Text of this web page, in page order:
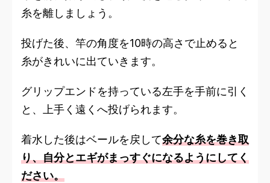
糸を離しましょう。
投げた後、竿の角度を10時の高さで止めると
糸がきれいに出ていきます。
グリップエンドを持っている左手を手前に引く
と、上手く遠くへ投げられます。
着水した後はベールを戻して余分な糸を巻き取
り、自分とエギがまっすぐになるようにしてく
ださい。